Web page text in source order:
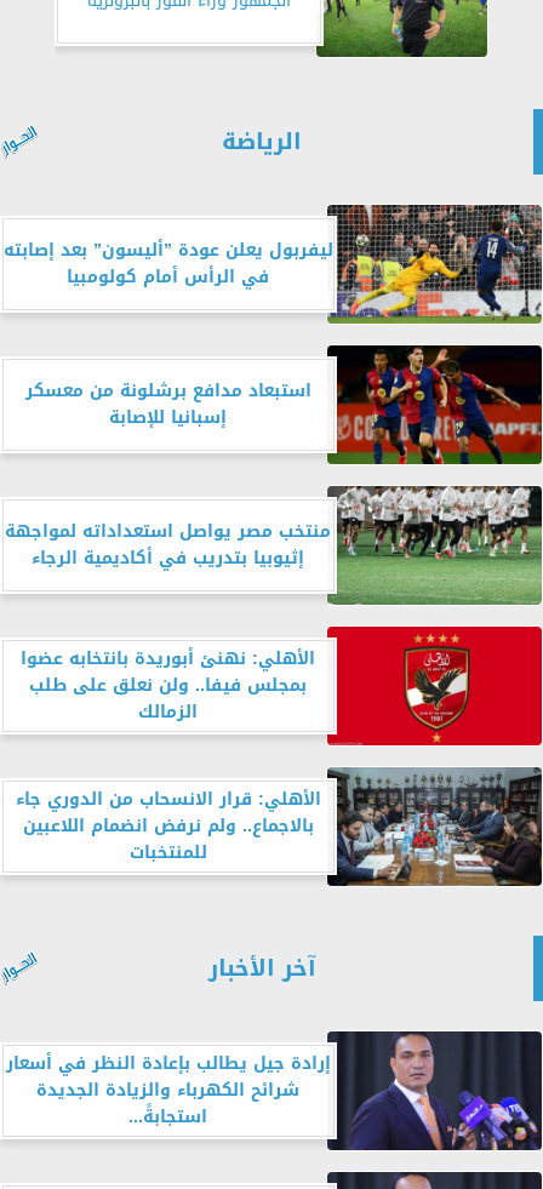
الرياضة
ليفربول يعلن عودة ”أليسون” بعد إصابته
في الرأس أمام كولومبيا
استبعاد مدافع برشلونة من معسكر
إسبانيا للإصابة
منتخب مصر يواصل استعداداته لمواجهة
إثيوبيا بتدريب في أكاديمية الرجاء
الأهلي: نهنئ أبوريدة بانتخابه عضوا
بمجلس فيفا.. ولن نعلق على طلب
الزمالك
الأهلي: قرار الانسحاب من الدوري جاء
بالاجماع.. ولم نرفض انضمام اللاعبين
للمنتخبات
آخر الأخبار
إرادة جيل يطالب بإعادة النظر في أسعار
شرائح الكهرباء والزيادة الجديدة
استجابةً...